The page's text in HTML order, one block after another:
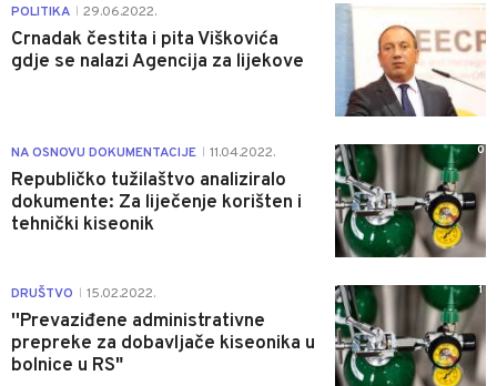
POLITIKA 29.06.2022.
Crnadak čestita i pita Viškovića
gdje se nalazi Agencija za lijekove
1
NA OSNOVU DOKUMENTACIJE 11.04.2022.
Republičko tužilaštvo analiziralo
dokumente: Za liječenje korišten i
tehnički kiseonik
0
DRUŠTVO 15.02.2022.
''Prevaziđene administrativne
prepreke za dobavljače kiseonika u
bolnice u RS"
1